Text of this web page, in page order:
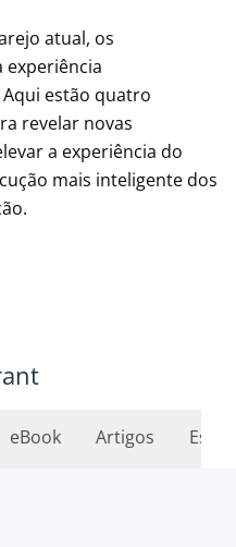
atual, os
experiência
estão quatro
revelar novas
a experiência do
mais inteligente dos
eBook Artigos